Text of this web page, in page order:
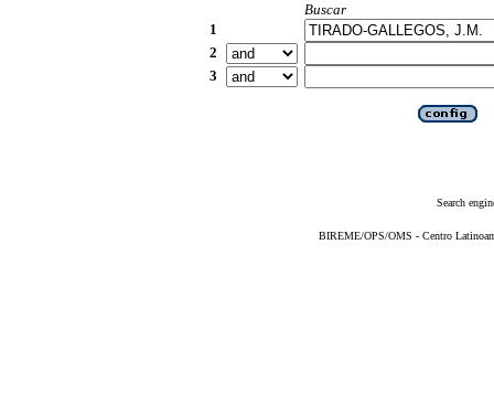
Buscar
1
2
3
Search
BIREME/OPS/OMS - Centro